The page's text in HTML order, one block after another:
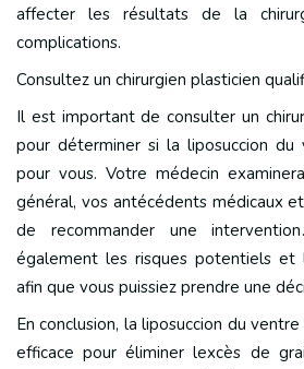
affecter les résultats de la
complications.
Consultez un chirurgien plasticien
Il est important de consulter un
pour déterminer si la liposuccion
pour vous. Votre médecin
général, vos antécédents médicaux
de recommander une
également les risques potentiels et
afin que vous puissiez prendre une
En conclusion, la liposuccion du
efficace pour éliminer lexcès de